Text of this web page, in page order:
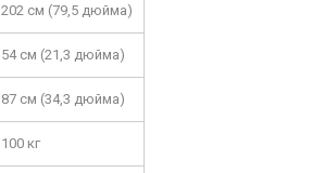
202 см (79,5 дюйма)
54 см (21,3 дюйма)
87 см (34,3 дюйма)
100 кг